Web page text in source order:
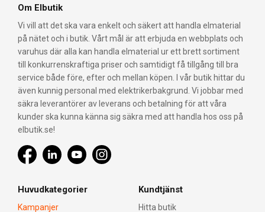
Om Elbutik
Vi vill att det ska vara enkelt och säkert att handla elmaterial
på nätet och i butik. Vårt mål är att erbjuda en webbplats och
varuhus där alla kan handla elmaterial ur ett brett sortiment
till konkurrenskraftiga priser och samtidigt få tillgång till bra
service både före, efter och mellan köpen. I vår butik hittar du
även kunnig personal med elektrikerbakgrund. Vi jobbar med
säkra leverantörer av leverans och betalning för att våra
kunder ska kunna känna sig säkra med att handla hos oss på
elbutik.se!
Huvudkategorier
Kampanjer
Kundtjänst
Hitta butik